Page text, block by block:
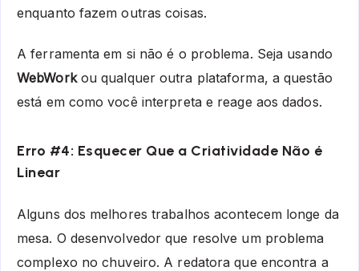
enquanto fazem outras coisas.
A ferramenta em si não é o problema. Seja usando
WebWorkou qualquer outra plataforma, a questão
está em como você interpreta e reage aos dados.
Erro #4: Esquecer Que a Criatividade Não é
Linear
Alguns dos melhores trabalhos acontecem longe da
mesa. O desenvolvedor que resolve um problema
complexo no chuveiro. A redatora que encontra a